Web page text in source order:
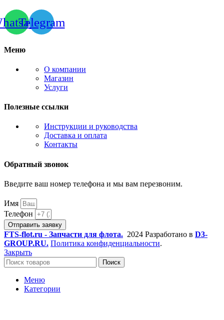
Telegram
Меню
О компании
Магазин
Услуги
Полезные ссылки
Инструкции и руководства
Доставка и оплата
Контакты
Обратный звонок
Введите ваш номер телефона и мы вам перезвоним.
Имя
Телефон
Отправить заявку
FTS-flot.ru - Запчасти для флота. 2024 Разработано в D3-
GROUP.RU. Политика конфиденциальности.
Закрыть
Поиск
Меню
Категории